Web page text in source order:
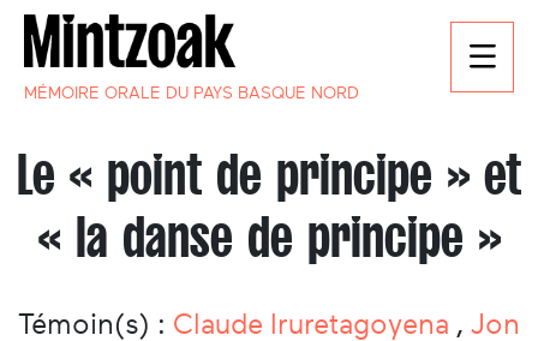
MÉMOIRE ORALE DU PAYS BASQUE NORD
Le « point de principe » et
« la danse de principe »
Témoin(s) : Claude Iruretagoyena , Jon